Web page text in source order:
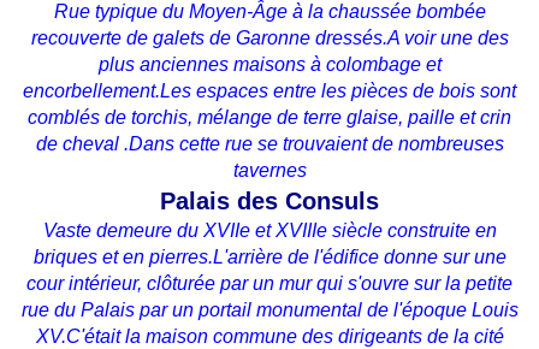
Rue typique du Moyen-Âge à la chaussée bombée
recouverte de galets de Garonne dressés.A voir une des
plus anciennes maisons à colombage et
encorbellement.Les espaces entre les pièces de bois sont
comblés de torchis, mélange de terre glaise, paille et crin
de cheval .Dans cette rue se trouvaient de nombreuses
tavernes
Palais des Consuls
Vaste demeure du XVIIe et XVIIIe siècle construite en
briques et en pierres.L'arrière de l'édifice donne sur une
cour intérieur, clôturée par un mur qui s'ouvre sur la petite
rue du Palais par un portail monumental de l'époque Louis
XV.C'était la maison commune des dirigeants de la cité